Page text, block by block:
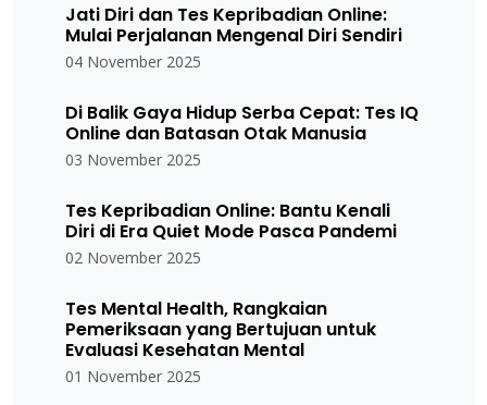
Jati Diri dan Tes Kepribadian Online:
Mulai Perjalanan Mengenal Diri Sendiri
04 November 2025
Di Balik Gaya Hidup Serba Cepat: Tes IQ
Online dan Batasan Otak Manusia
03 November 2025
Tes Kepribadian Online: Bantu Kenali
Diri di Era Quiet Mode Pasca Pandemi
02 November 2025
Tes Mental Health, Rangkaian
Pemeriksaan yang Bertujuan untuk
Evaluasi Kesehatan Mental
01 November 2025